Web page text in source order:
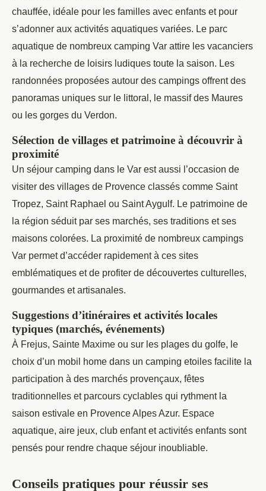
chauffée, idéale pour les familles avec enfants et pour
s’adonner aux activités aquatiques variées. Le parc
aquatique de nombreux camping Var attire les vacanciers
à la recherche de loisirs ludiques toute la saison. Les
randonnées proposées autour des campings offrent des
panoramas uniques sur le littoral, le massif des Maures
ou les gorges du Verdon.
Sélection de villages et patrimoine à découvrir à
proximité
Un séjour camping dans le Var est aussi l’occasion de
visiter des villages de Provence classés comme Saint
Tropez, Saint Raphael ou Saint Aygulf. Le patrimoine de
la région séduit par ses marchés, ses traditions et ses
maisons colorées. La proximité de nombreux campings
Var permet d’accéder rapidement à ces sites
emblématiques et de profiter de découvertes culturelles,
gourmandes et artisanales.
Suggestions d’itinéraires et activités locales
typiques (marchés, événements)
À Frejus, Sainte Maxime ou sur les plages du golfe, le
choix d’un mobil home dans un camping etoiles facilite la
participation à des marchés provençaux, fêtes
traditionnelles et parcours cyclables qui rythment la
saison estivale en Provence Alpes Azur. Espace
aquatique, aire jeux, club enfant et activités enfants sont
pensés pour rendre chaque séjour inoubliable.
Conseils pratiques pour réussir ses